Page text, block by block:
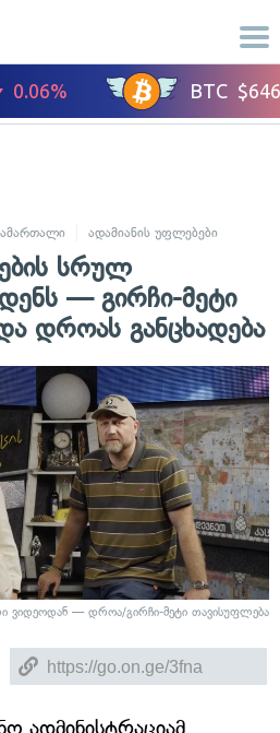
ადამიანის უფლებები
სრულ
— გირჩი-მეტი
დროას განცხადება
ვიდეოდან — დროა/გირჩი-მეტი თავისუფლება